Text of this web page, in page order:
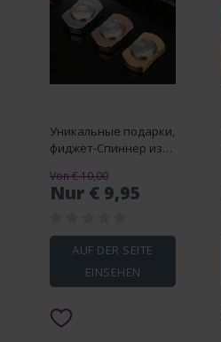
Уникальные подарки,
фиджет-Спиннер из
для снятия стресса и
расслабления EDC
пальцев, антистресс,
игрушки для
взрослых
Von € 10,00
Nur € 9,95
AUF DER SEITE
EINSEHEN